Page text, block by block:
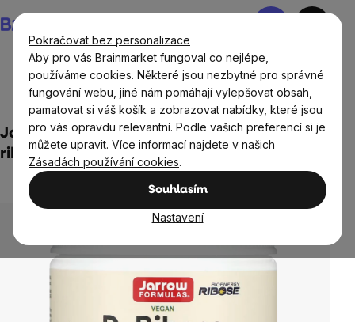
Pokračovat bez personalizace
Aby pro vás Brainmarket fungoval co nejlépe,
používáme cookies. Některé jsou nezbytné pro správné
fungování webu, jiné nám pomáhají vylepšovat obsah,
pamatovat si váš košík a zobrazovat nabídky, které jsou
pro vás opravdu relevantní. Podle vašich preferencí si je
můžete upravit. Více informací najdete v našich
Zásadách používání cookies.
Souhlasím
Nastavení
na
obsah
Nákupní
Cíle Energie, vitalita
Jarrow Formulas, D-Ribose Powder, D-
ribóza v prášku, 200 g
Průměrné
hodnocení
z
hvězdiček.